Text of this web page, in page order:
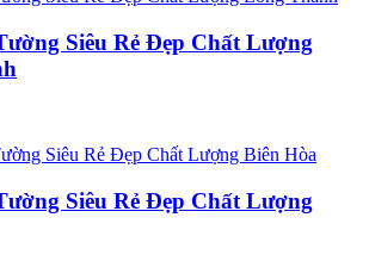
Siêu Rẻ Đẹp Chất Lượng
Siêu Rẻ Đẹp Chất Lượng